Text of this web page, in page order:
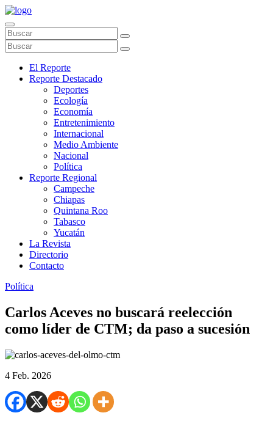
El Reporte
Reporte Destacado
Deportes
Ecología
Economía
Entretenimiento
Internacional
Medio Ambiente
Nacional
Política
Reporte Regional
Campeche
Chiapas
Quintana Roo
Tabasco
Yucatán
La Revista
Directorio
Contacto
Política
Carlos Aceves no buscará reelección
como líder de CTM; da paso a sucesión
4 Feb. 2026